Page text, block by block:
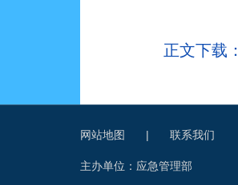
正文下载：
网站地图 | 联系我们
主办单位：应急管理部